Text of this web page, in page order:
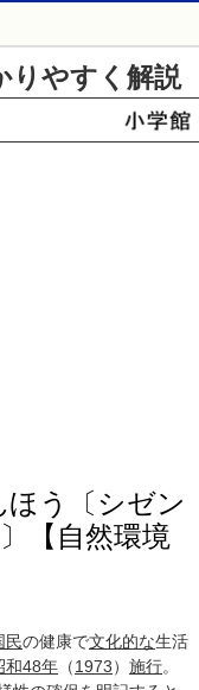
りやすく解説
ほう〔シゼン
【自然環境
民の健康で文化的な生活
和48年 （1973） 施行。